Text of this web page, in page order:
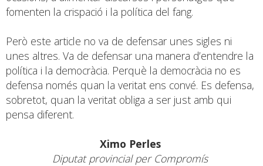
fomenten la crispació i la política del fang.
Però este article no va de defensar unes sigles ni
unes altres. Va de defensar una manera d’entendre la
política i la democràcia. Perquè la democràcia no es
defensa només quan la veritat ens convé. Es defensa,
sobretot, quan la veritat obliga a ser just amb qui
pensa diferent.
Ximo Perles
Diputat provincial per Compromís